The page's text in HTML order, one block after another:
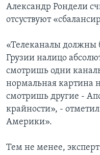
Александр Рондели
отсуствуют
«Телеканалы должны
Грузии налицо
смотришь одни
нормальная картина
смотришь другие -
крайности», -
Америки».
Тем не менее,